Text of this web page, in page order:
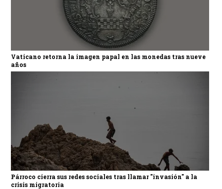
Vaticano retorna la imagen papal en las monedas tras nueve
años
Párroco cierra sus redes sociales tras llamar "invasión" a la
crisis migratoria